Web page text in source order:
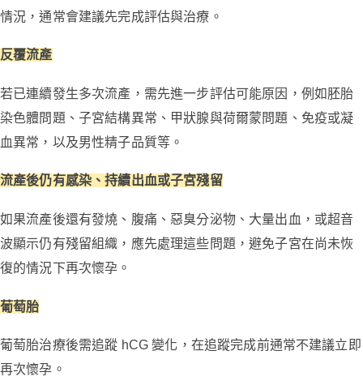
情況，通常會建議先完成評估與治療。
反覆流產
若已連續發生多次流產，需先進一步評估可能原因，例如胚胎
染色體問題、子宮結構異常、甲狀腺與荷爾蒙問題、免疫或凝
血異常，以及男性精子品質等。
流產後仍有感染、持續出血或子宮殘留
如果流產後還有發燒、腹痛、惡臭分泌物、大量出血，或超音
波顯示仍有殘留組織，應先處理這些問題，避免子宮在尚未恢
復的情況下再次懷孕。
葡萄胎
葡萄胎治療後需追蹤 hCG 變化，在追蹤完成前通常不建議立即
再次懷孕。